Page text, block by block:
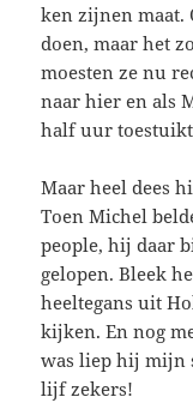
ken zijnen maat.
doen, maar het
moesten ze nu
naar hier en als
half uur
Maar heel dees
Toen Michel
people, hij daar
gelopen. Bleek
heeltegans uit
kijken. En nog
was liep hij mijn
lijf zekers!